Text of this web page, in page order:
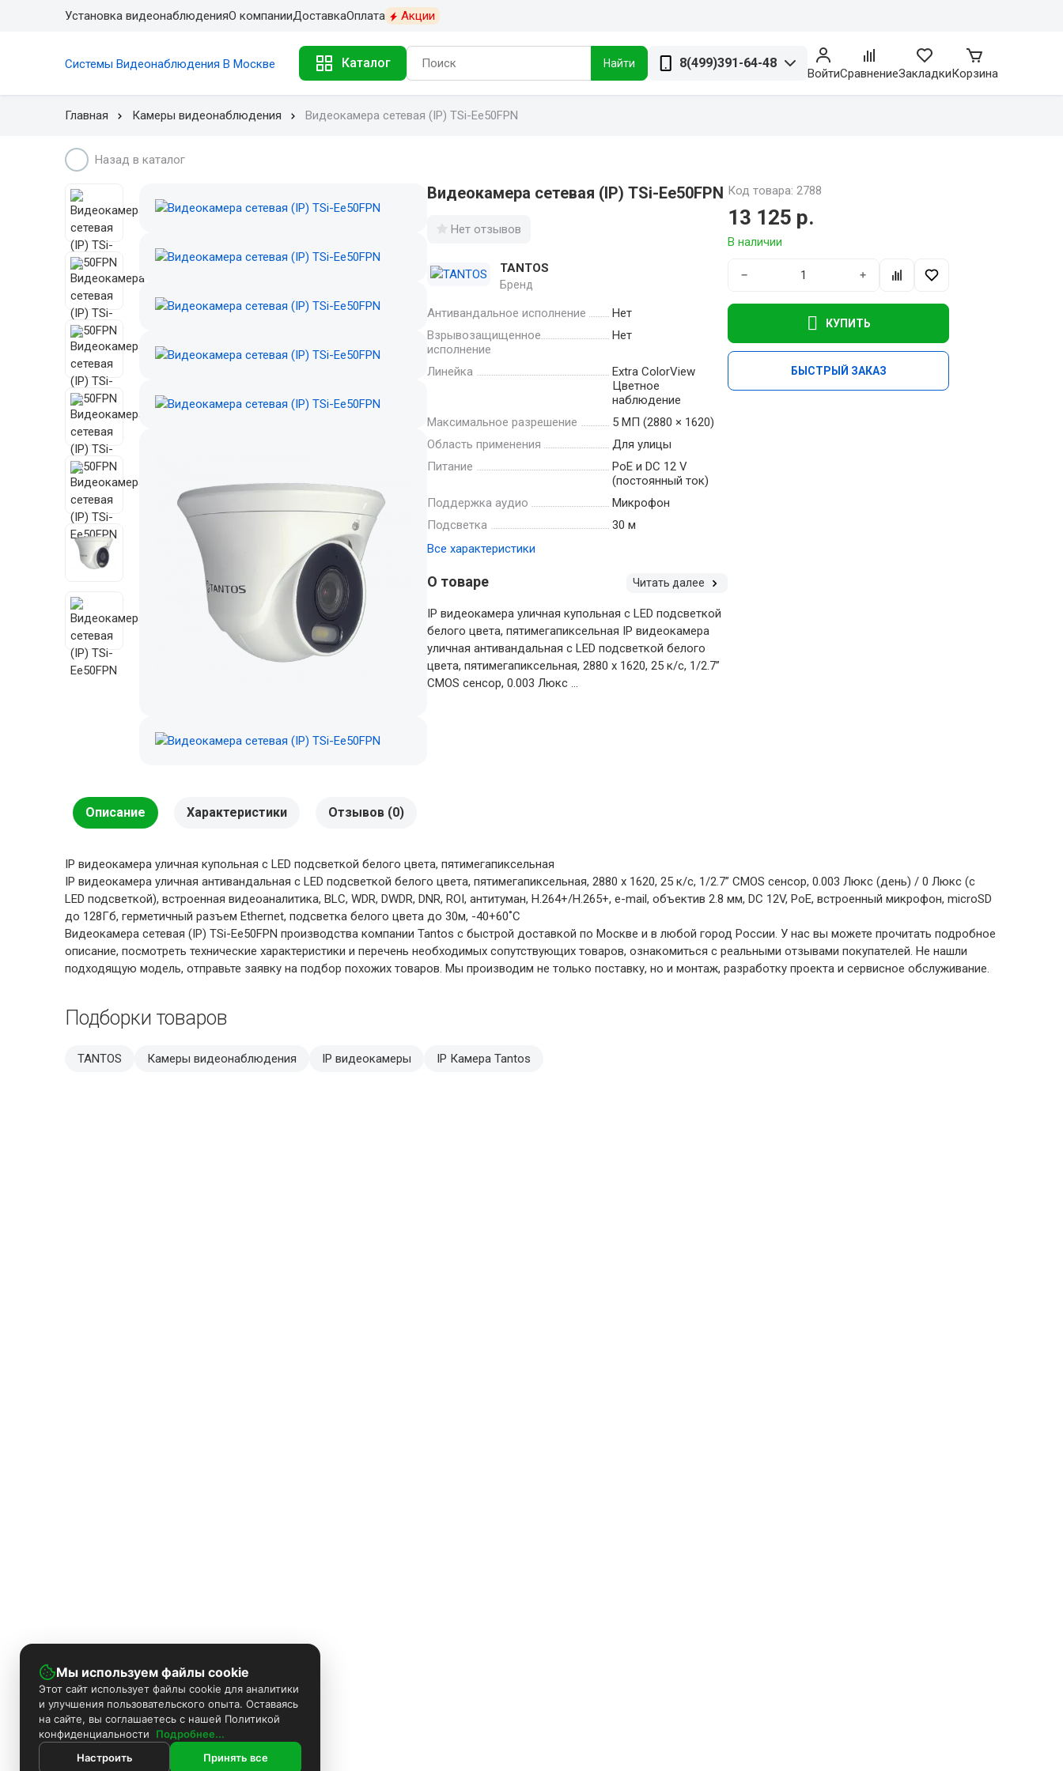
Установка видеонаблюденияО компанииДоставкаОплата Акции
Системы Видеонаблюдения В Москве Каталог Найти 8(499)391-64-48
ВойтиСравнениеЗакладкиКорзина
Главная Камеры видеонаблюдения Видеокамера сетевая (IP) TSi-Ee50FPN
Назад в каталог
Видеокамера сетевая (IP) TSi-Ee50FPN
Нет отзывов
TANTOS
Бренд
Антивандальное исполнение
Нет
Взрывозащищенное
исполнение
Нет
Линейка
Extra ColorView
Цветное
наблюдение
Максимальное разрешение
5 МП (2880 × 1620)
Область применения
Для улицы
Питание
PoE и DC 12 V
(постоянный ток)
Поддержка аудио
Микрофон
Подсветка
30 м
Все характеристики
О товаре Читать далее
IP видеокамера уличная купольная с LED подсветкой
белого цвета, пятимегапиксельная IP видеокамера
уличная антивандальная с LED подсветкой белого
цвета, пятимегапиксельная, 2880 x 1620, 25 к/с, 1/2.7”
CMOS сенсор, 0.003 Люкс ...
Код товара: 2788
13 125 р.
В наличии
− +
КУПИТЬ
БЫСТРЫЙ ЗАКАЗ
Описание Характеристики Отзывов (0)
IP видеокамера уличная купольная с LED подсветкой белого цвета, пятимегапиксельная
IP видеокамера уличная антивандальная с LED подсветкой белого цвета, пятимегапиксельная, 2880 x 1620, 25 к/с, 1/2.7” CMOS сенсор, 0.003 Люкс (день) / 0 Люкс (с
LED подсветкой), встроенная видеоаналитика, BLC, WDR, DWDR, DNR, ROI, антитуман, Н.264+/H.265+, e-mail, объектив 2.8 мм, DC 12V, PoE, встроенный микрофон, microSD
до 128Гб, герметичный разъем Ethernet, подсветка белого цвета до 30м, -40+60˚C
Видеокамера сетевая (IP) TSi-Ee50FPN производства компании Tantos с быстрой доставкой по Москве и в любой город России. У нас вы можете прочитать подробное
описание, посмотреть технические характеристики и перечень необходимых сопутствующих товаров, ознакомиться с реальными отзывами покупателей. Не нашли
подходящую модель, отправьте заявку на подбор похожих товаров. Мы производим не только поставку, но и монтаж, разработку проекта и сервисное обслуживание.
Подборки товаров
TANTOS Камеры видеонаблюдения IP видеокамеры IP Камера Tantos
Мы используем файлы cookie
Этот сайт использует файлы cookie для аналитики
и улучшения пользовательского опыта. Оставаясь
на сайте, вы соглашаетесь с нашей Политикой
конфиденциальности
Подробнее...
Настроить
Принять все